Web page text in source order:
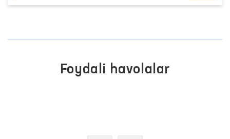
Foydali havolalar